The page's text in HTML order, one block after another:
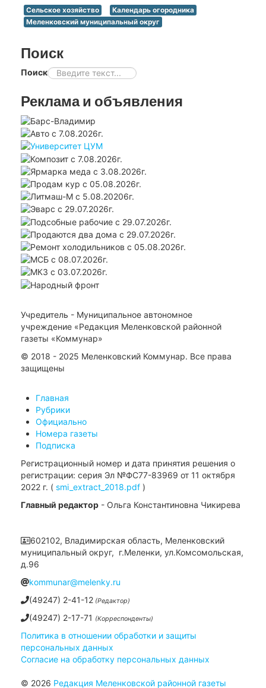
Сельское хозяйство
Календарь огородника
Меленковский муниципальный округ
Поиск
Поиск
Реклама и объявления
Учредитель - Муниципальное автономное
учреждение «Редакция Меленковской районной
газеты «Коммунар»
© 2018 - 2025 Меленковский Коммунар. Все права
защищены
Главная
Рубрики
Официально
Номера газеты
Подписка
Регистрационный номер и дата принятия решения о
регистрации: серия Эл №ФС77-83969 от 11 октября
2022 г. ( smi_extract_2018.pdf )
Главный редактор - Ольга Константиновна Чикирева
602102, Владимирская область, Меленковский
муниципальный округ, г.Меленки, ул.Комсомольская,
д.96
kommunar@melenky.ru
(49247) 2-41-12 (Редактор)
(49247) 2-17-71 (Корреспонденты)
Политика в отношении обработки и защиты
персональных данных
Согласие на обработку персональных данных
© 2026 Редакция Меленковской районной газеты